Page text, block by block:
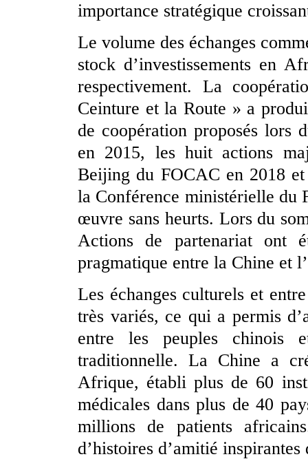
importance stratégique
Le volume des échanges
stock d’investissements en
respectivement. La
Ceinture et la Route » a
de coopération proposés lors
en 2015, les huit actions
Beijing du FOCAC en 2018
la Conférence ministérielle du
œuvre sans heurts. Lors du
Actions de partenariat ont
pragmatique entre la Chine et
Les échanges culturels et
très variés, ce qui a permis
entre les peuples chinois
traditionnelle. La Chine a
Afrique, établi plus de 60
médicales dans plus de 40
millions de patients
d’histoires d’amitié